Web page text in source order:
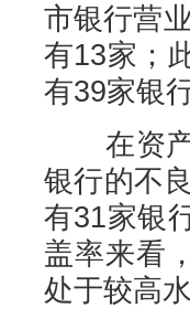
市银行营
有13家；
有39家银
在资产
银行的不
有31家银
盖率来看
处于较高